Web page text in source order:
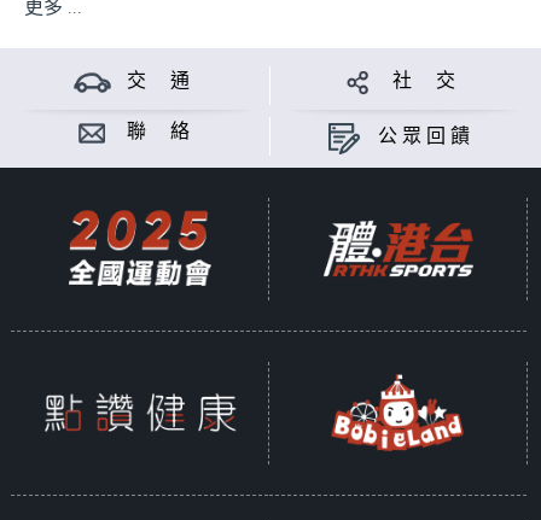
更多 ...
交 通 社 交
聯 絡 公眾回饋